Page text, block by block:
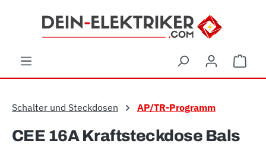
Zum Hauptinhalt springen
Schalter und Steckdosen AP/TR-Programm
CEE 16A Kraftsteckdose Bals